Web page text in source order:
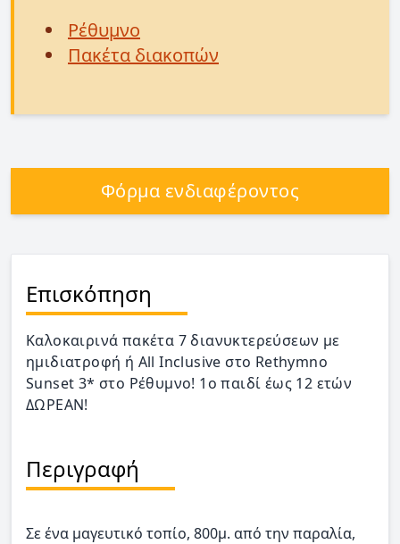
Ρέθυμνο
Πακέτα διακοπών
Φόρμα ενδιαφέροντος
Επισκόπηση
Καλοκαιρινά πακέτα 7 διανυκτερεύσεων με
ημιδιατροφή ή All Inclusive στο Rethymno
Sunset 3* στο Ρέθυμνο! 1ο παιδί έως 12 ετών
ΔΩΡΕΑΝ!
Περιγραφή
Σε ένα μαγευτικό τοπίο, 800μ. από την παραλία,